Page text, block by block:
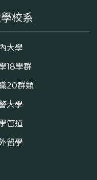
校系
大學
18學群
20群類
大學
管道
留學